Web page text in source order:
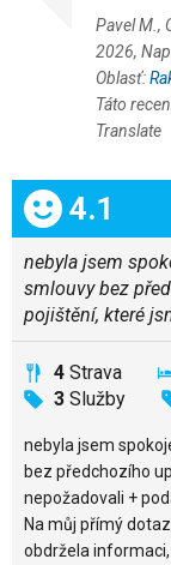
Pavel M.,
2026,
Oblasť:
Táto
Translate
Celkom:
4.1
nebyla jsem
smlouvy bez
pojištění, které
4 Strava
3 Služby
nebyla jsem
bez předchozího
nepožadovali +
Na můj přímý
obdržela